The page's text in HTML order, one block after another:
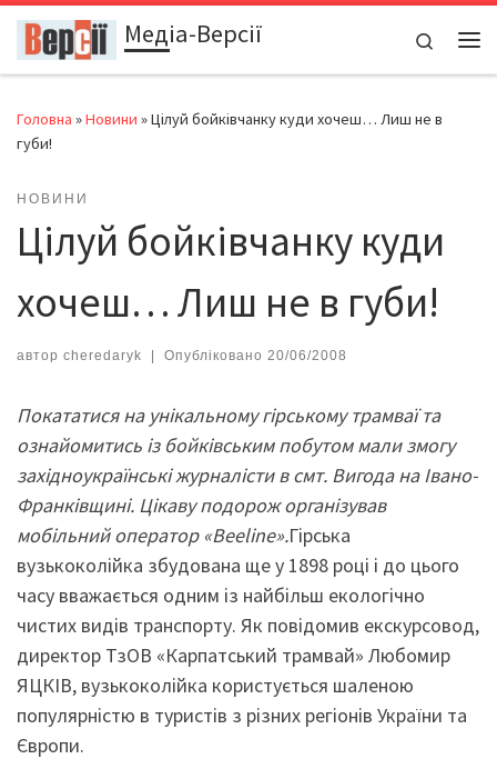
Перейти до вмістуМедіа-Версії
Search
Головна »Новини »Цілуй бойківчанку куди хочеш… Лиш не в
губи!
НОВИНИ
Цілуй бойківчанку куди
хочеш… Лиш не в губи!
автор cheredaryk | Опубліковано 20/06/2008
Покататися на унікальному гірському трамваї та
ознайомитись із бойківським побутом мали змогу
західноукраїнські журналісти в смт. Вигода на Івано-
Франківщині. Цікаву подорож організував
мобільний оператор «Beeline».Гірська
вузькоколійка збудована ще у 1898 році і до цього
часу вважається одним із найбільш екологічно
чистих видів транспорту. Як повідомив екскурсовод,
директор ТзОВ «Карпатський трамвай» Любомир
ЯЦКІВ, вузькоколійка користується шаленою
популярністю в туристів з різних регіонів України та
Європи.